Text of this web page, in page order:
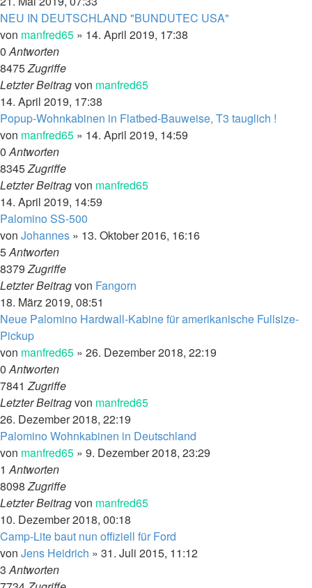
NEU IN DEUTSCHLAND "BUNDUTEC USA"
von manfred65 » 14. April 2019, 17:38
0Antworten
8475Zugriffe
Letzter Beitragvon manfred65
14. April 2019, 17:38
Popup-Wohnkabinen in Flatbed-Bauweise, T3 tauglich !
von manfred65 » 14. April 2019, 14:59
0Antworten
8345Zugriffe
Letzter Beitragvon manfred65
14. April 2019, 14:59
Palomino SS-500
von Johannes » 13. Oktober 2016, 16:16
5Antworten
8379Zugriffe
Letzter Beitragvon Fangorn
18. März 2019, 08:51
Neue Palomino Hardwall-Kabine für amerikanische Fullsize-
Pickup
von manfred65 » 26. Dezember 2018, 22:19
0Antworten
7841Zugriffe
Letzter Beitragvon manfred65
26. Dezember 2018, 22:19
Palomino Wohnkabinen in Deutschland
von manfred65 » 9. Dezember 2018, 23:29
1Antworten
8098Zugriffe
Letzter Beitragvon manfred65
10. Dezember 2018, 00:18
Camp-Lite baut nun offiziell für Ford
von Jens Heidrich » 31. Juli 2015, 11:12
3Antworten